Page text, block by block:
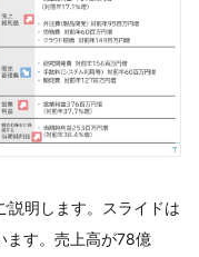
明します。スライドは
ます。売上高が78億